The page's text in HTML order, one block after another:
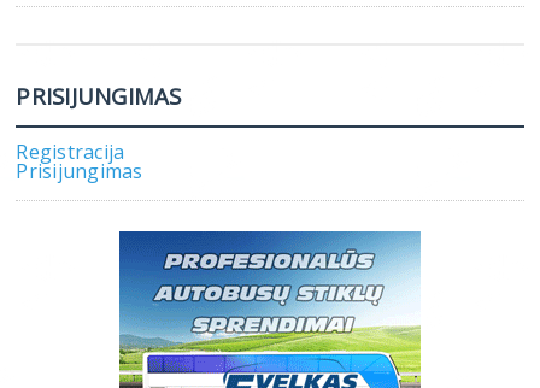
PRISIJUNGIMAS
Registracija
Prisijungimas